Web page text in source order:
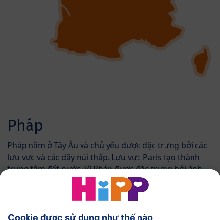
Pháp
Pháp nằm ở Tây Âu và chủ yếu được đặc trưng bởi các
lưu vực và các dãy núi thấp. Lưu vực Paris tạo thành
trung tâm đất nước. Vì Pháp được đặc trưng bởi ảnh
hưởng của đại dương, lục địa cũng như Địa Trung Hải,
khí hậu rất khác nhau giữa các vùng. Do đó, nông
nghiệp ở Pháp đóng một vai trò rất quan trọng vì
nhiều nguyên liệu thô khác nhau có được điều kiện tối